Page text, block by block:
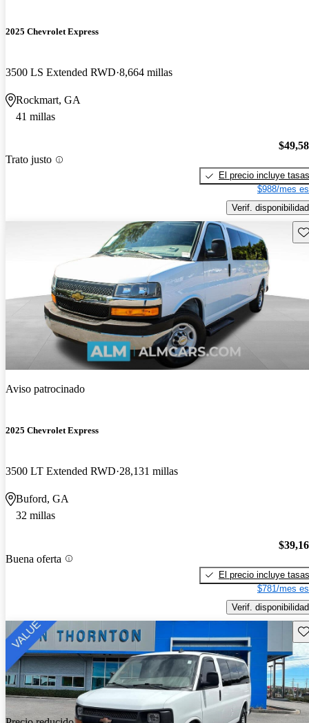
2025 Chevrolet Express
3500 LS Extended RWD 8,664 millas
Rockmart, GA
41 millas
Trato justo
El precio incluye tasas
$988/mes
Verif. disponibilidad
Aviso patrocinado
2025 Chevrolet Express
3500 LT Extended RWD 28,131 millas
Buford, GA
32 millas
Buena oferta
El precio incluye tasas
$781/mes
Verif. disponibilidad